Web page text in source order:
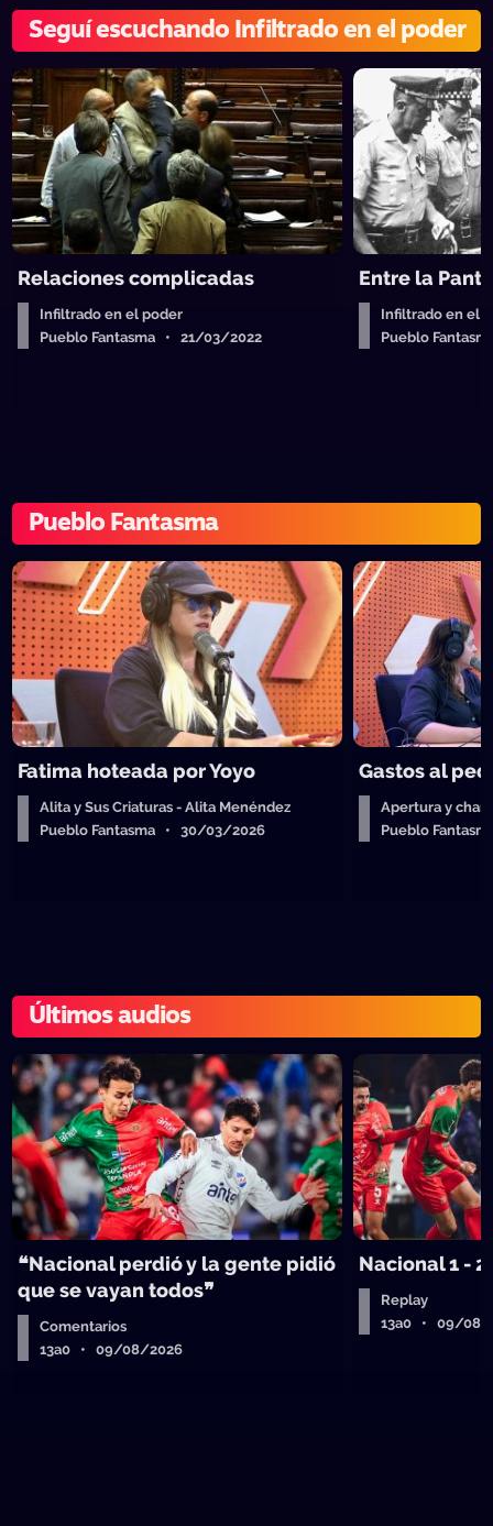
Seguí escuchando Infiltrado en el poder
Relaciones complicadas
Infiltrado en el poder
Pueblo Fantasma • 21/03/2022
Entre la
Infiltrado en el
Pueblo
Pueblo Fantasma
Fatima hoteada por Yoyo
Alita y Sus Criaturas - Alita Menéndez
Pueblo Fantasma • 30/03/2026
Gastos al
Apertura y
Pueblo
Últimos audios
❝Nacional perdió y la gente pidió
que se vayan todos❞
Comentarios
13a0 • 09/08/2026
Nacional 1 -
Replay
13a0 • 09/08/